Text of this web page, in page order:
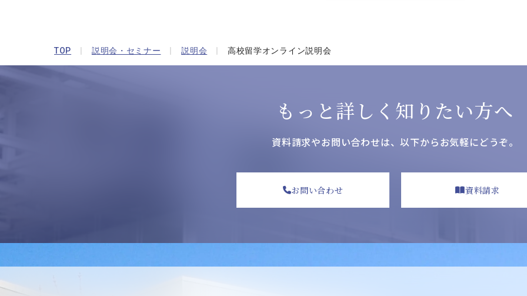
TOP 説明会・セミナー 説明会 高校留学オンライン説明会
もっと詳しく知りたい方へ
資料請求やお問い合わせは、以下からお気軽にどうぞ。
お問い合わせ 資料請求